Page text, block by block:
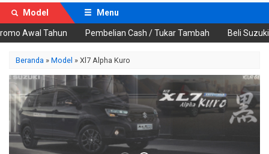
Model Menu
Awal Tahun Pembelian Cash / Tukar Tambah Beli Suzuki
Beranda » Model » Xl7 Alpha Kuro